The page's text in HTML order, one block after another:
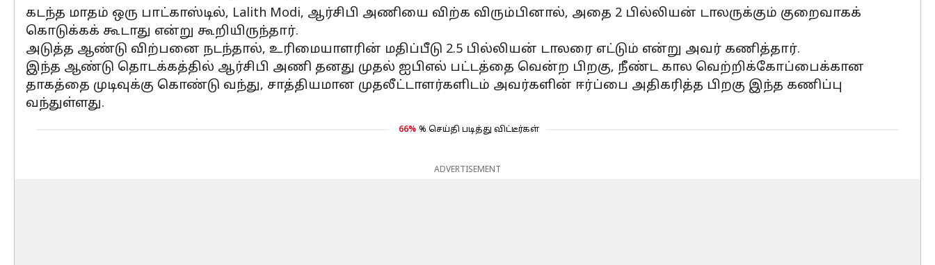
கடந்த மாதம் ஒரு பாட்காஸ்டில், Lalith Modi, ஆர்சிபி அணியை விற்க விரும்பினால், அதை 2 பில்லியன் டாலருக்கும் குறைவாகக்
கொடுக்கக் கூடாது என்று கூறியிருந்தார்.
அடுத்த ஆண்டு விற்பனை நடந்தால், உரிமையாளரின் மதிப்பீடு 2.5 பில்லியன் டாலரை எட்டும் என்று அவர் கணித்தார்.
இந்த ஆண்டு தொடக்கத்தில் ஆர்சிபி அணி தனது முதல் ஐபிஎல் பட்டத்தை வென்ற பிறகு, நீண்ட கால வெற்றிக்கோப்பைக்கான
தாகத்தை முடிவுக்கு கொண்டு வந்து, சாத்தியமான முதலீட்டாளர்களிடம் அவர்களின் ஈர்ப்பை அதிகரித்த பிறகு இந்த கணிப்பு
வந்துள்ளது.
66% % செய்தி படித்து விட்டீர்கள்
ADVERTISEMENT